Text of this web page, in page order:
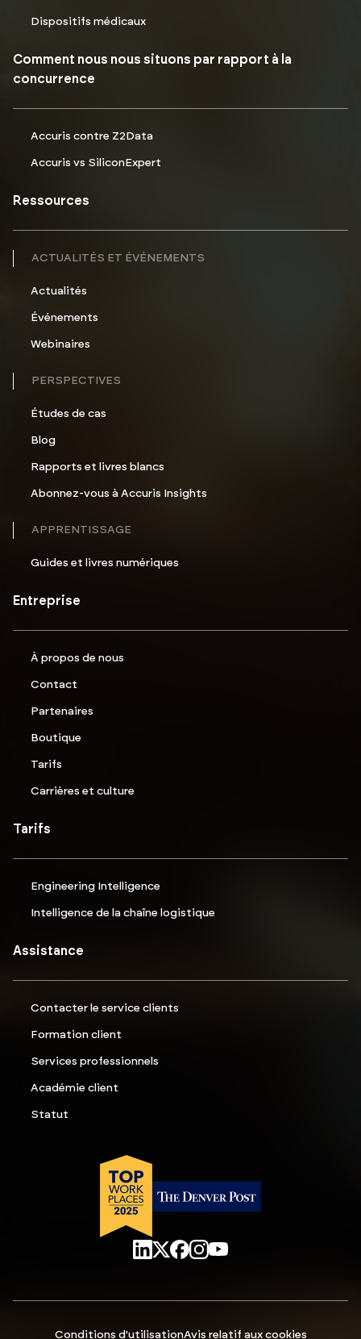
Dispositifs médicaux
Comment nous nous situons par rapport à la
concurrence
Accuris contre Z2Data
Accuris vs SiliconExpert
Ressources
ACTUALITÉS ET ÉVÉNEMENTS
Actualités
Événements
Webinaires
PERSPECTIVES
Études de cas
Blog
Rapports et livres blancs
Abonnez-vous à Accuris Insights
APPRENTISSAGE
Guides et livres numériques
Entreprise
À propos de nous
Contact
Partenaires
Boutique
Tarifs
Carrières et culture
Tarifs
Engineering Intelligence
Intelligence de la chaîne logistique
Assistance
Contacter le service clients
Formation client
Services professionnels
Académie client
Statut
Conditions d'utilisationAvis relatif aux cookies